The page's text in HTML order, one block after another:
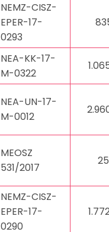
NEMZ-CISZ-
EPER-17-
0293
NEA-KK-17-
M-0322
NEA-UN-17-
M-0012
MEOSZ
531/2017
NEMZ-CISZ-
EPER-17-
0290